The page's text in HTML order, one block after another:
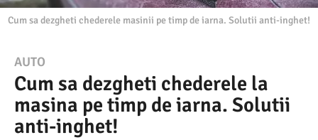
Cum sa dezgheti chederele masinii pe timp de iarna. Solutii anti-inghet!
2
7
.
1
AUTO
Cum sa dezgheti chederele la
masina pe timp de iarna. Solutii
anti-inghet!